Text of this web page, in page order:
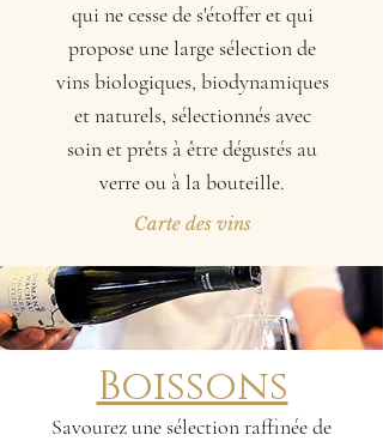
qui ne cesse de s'étoffer et qui
propose une large sélection de
vins biologiques, biodynamiques
et naturels, sélectionnés avec
soin et prêts à être dégustés au
verre ou à la bouteille.
Carte des vins
Boissons
Savourez une sélection raffinée de